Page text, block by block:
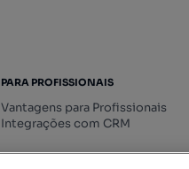
PARA PROFISSIONAIS
Vantagens para Profissionais
Integrações com CRM